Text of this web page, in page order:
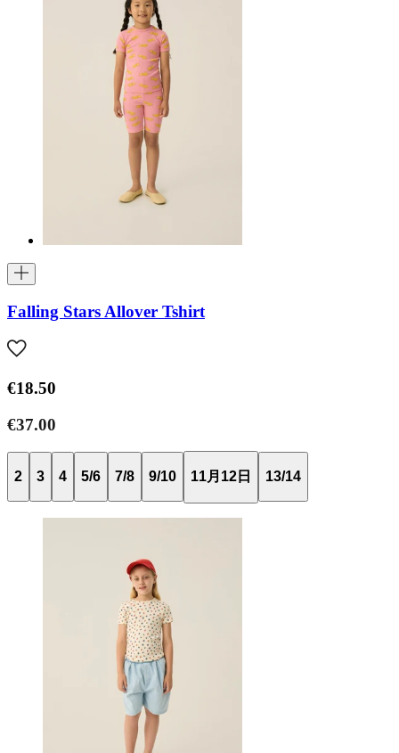
Falling Stars Allover Tshirt
€18.50
€37.00
2 3 4 5/6 7/8 9/10 11月12日 13/14